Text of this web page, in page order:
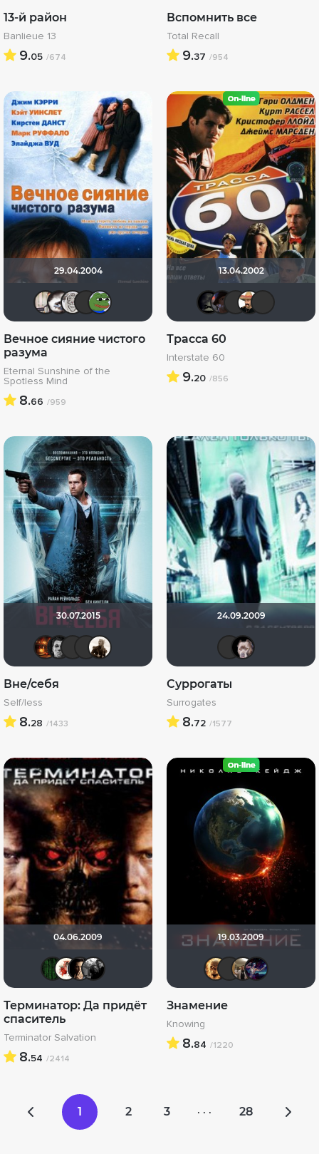
13-й район
Banlieue 13
9.05 /674
Вспомнить все
Total Recall
9.37 /954
29.04.2004
MacMaillerMustangBo
Paid Actor
Вечное сияние чистого
разума
Eternal Sunshine of the
Spotless Mind
8.66 /959
13.04.2002
xrockx
Трасса 60
Interstate 60
9.20 /856
30.07.2015
Макс Бро
Вне/себя
Self/less
8.28 /1433
24.09.2009
Суррогаты
Surrogates
8.72 /1577
04.06.2009
Фокс Малдер
Терминатор: Да придёт
спаситель
Terminator Salvation
8.54 /2414
19.03.2009
Знамение
Knowing
8.84 /1220
1 2 3 · · · 28